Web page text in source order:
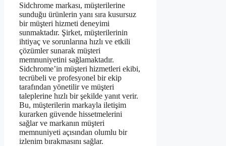
Sidchrome markası, müşterilerine
sunduğu ürünlerin yanı sıra kusursuz
bir müşteri hizmeti deneyimi
sunmaktadır. Şirket, müşterilerinin
ihtiyaç ve sorunlarına hızlı ve etkili
çözümler sunarak müşteri
memnuniyetini sağlamaktadır.
Sidchrome’in müşteri hizmetleri ekibi,
tecrübeli ve profesyonel bir ekip
tarafından yönetilir ve müşteri
taleplerine hızlı bir şekilde yanıt verir.
Bu, müşterilerin markayla iletişim
kurarken güvende hissetmelerini
sağlar ve markanın müşteri
memnuniyeti açısından olumlu bir
izlenim bırakmasını sağlar.